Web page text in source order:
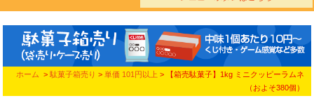
ホーム > 駄菓子箱売り > 単価 101円以上 > 【箱売駄菓子】1kg ミニクッピーラムネ
（およそ380個）